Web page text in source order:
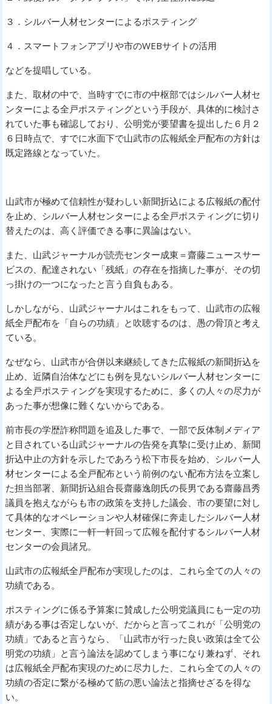
３．シルバー人材センターによるポスティング
４．スマートフォンアプリや市のWEBサイトの活用
などを提唱している。
また、取材の中で、当時すでに市の中枢部ではシルバー人材セ
ンターによる全戸ポスティングという手段が、具体的に検討さ
れていた事も確認しており、公明党が要望書を提出した６月２
６日時点で、すでに水面下で山武市の広報紙全戸配布の方針は
既定路線となっていた。
山武市が極めて信頼性が疑わしい新聞折込による広報紙の配付
を止め、シルバー人材センターによる全戸ポスティングに切り
替えたのは、高く評価できる事に異論はない。
また、山武ジャーナルが読売センター成東＝齋藤ニュースサー
ビスの、配達されない「残紙」の存在を指摘した事が、その切
っ掛けの一つになったと言う自負もある。
しかしながら、山武ジャーナルはこれをもって、山武市の広報
紙全戸配布を「自らの功績」と吹聴するのは、愚の骨頂と考え
ている。
なぜなら、山武市が合併以来継続してきた広報紙の新聞折込を
止め、近隣自治体などにも例を見ないシルバー人材センターに
よる全戸ポスティングを実現するために、多くの人々の尽力が
あった事が想像に難くないからである。
前市長の学歴詐称問題を追及した事で、一部で反体制メディア
と目されている山武ジャーナルの告発を真摯に受け止め、新聞
折込中止の方針を示したであろう松下市長を始め、シルバー人
材センターによる全戸配布という前例のない配布方法を立案し
た担当部署、新聞折込組合長齋藤逸朗氏の長男である齋藤昌秀
議員を抱えながらも市の政策を支持した議会、市の要望に対し
て具体的なオペレーションや人材確保に奔走したシルバー人材
センター、実際に一軒一軒回って広報を配付するシルバー人材
センターの会員諸兄。
山武市の広報紙全戸配布が実現したのは、これら全ての人々の
功績である。
ポスティングに係る予算案に賛成した公明党議員にも一定の功
績がある事は否定しないが、だからと言ってこれが「公明党の
功績」であると言うなら、「山武市が行った良い政策は全て公
明党の功績」と言う論法を認めてしまう事になり兼ねず、それ
は広報紙全戸配布実現のために尽力した、これら全ての人々の
功績の否定に繋がる極めて筋の悪い論法と指摘せざるを得な
い。